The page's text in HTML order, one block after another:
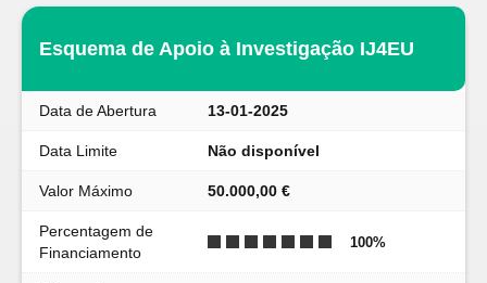
Esquema de Apoio à Investigação IJ4EU
Data de Abertura 13-01-2025
Data Limite Não disponível
Valor Máximo 50.000,00 €
Percentagem de
Financiamento
100%